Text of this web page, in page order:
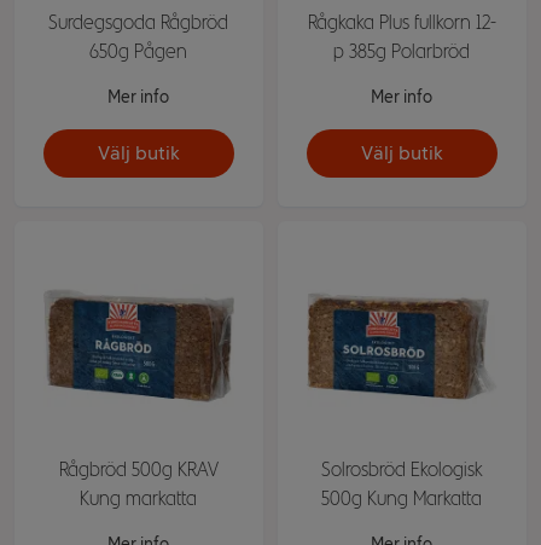
Surdegsgoda Rågbröd
650g Pågen
Mer info
Välj butik
Rågkaka Plus fullkorn 12-
p 385g Polarbröd
Mer info
Välj butik
Rågbröd 500g KRAV
Kung markatta
Solrosbröd Ekologisk
500g Kung Markatta